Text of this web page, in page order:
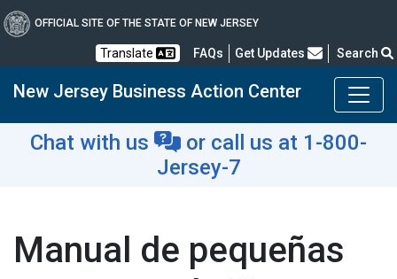
OFFICIAL SITE OF THE STATE OF NEW JERSEY
Translate FAQsFrequently Asked Questions
Get Updates Search
New Jersey Business Action Center
Chat with us or call us at 1-800-
Jersey-7
Manual de pequeñas